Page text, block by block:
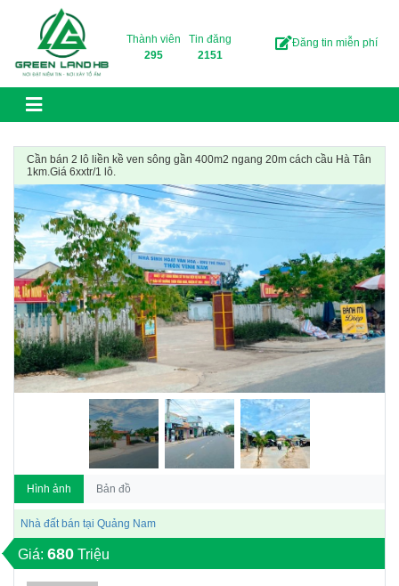
Skip to content
Thành viên
295
Tin đăng
2151
Đăng tin miễn phí
Cần bán 2 lô liền kề ven sông gần 400m2 ngang 20m cách cầu Hà Tân
1km.Giá 6xxtr/1 lô.
Hình ảnh Bản đồ
Nhà đất bán tại Quảng Nam
Giá:680 Triệu